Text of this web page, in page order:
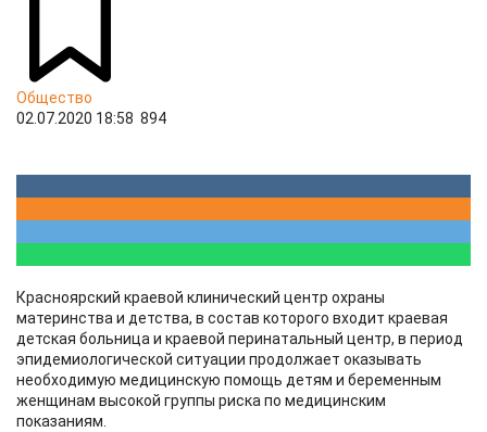
Общество
02.07.2020 18:58 894
Красноярский краевой клинический центр охраны
материнства и детства, в состав которого входит краевая
детская больница и краевой перинатальный центр, в период
эпидемиологической ситуации продолжает оказывать
необходимую медицинскую помощь детям и беременным
женщинам высокой группы риска по медицинским
показаниям.